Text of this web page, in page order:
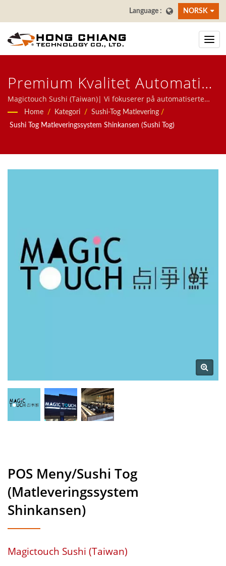
NORSK
Premium Kvalitet Automatisk
Restaurant Mat Express
Leveringssystem |
Magictouch Sushi (Taiwan)| Vi fokuserer på automatiserte
systemer for restauranter, inkludert matleveringsrobot,
høyhastighetstogsystem, transportbåndsystem, roterende
kontakte oss.
Home / Kategori / Sushi-Tog Matlevering /
Sushi Tog Matleveringssystem Shinkansen (Sushi Tog)
POS Meny/Sushi Tog
(Matleveringssystem
Shinkansen)
Magictouch Sushi (Taiwan)